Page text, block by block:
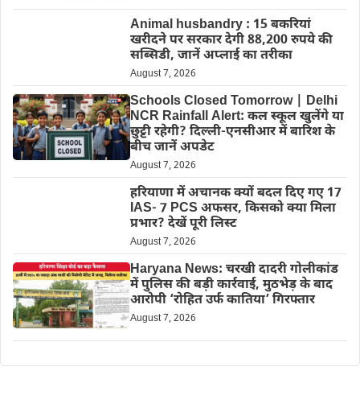
Animal husbandry : 15 बकरियां
खरीदने पर सरकार देगी 88,200 रुपये की
सब्सिडी, जानें अप्लाई का तरीका
August 7, 2026
Schools Closed Tomorrow | Delhi
NCR Rainfall Alert: कल स्कूल खुलेंगे या
छुट्टी रहेगी? दिल्ली-एनसीआर में बारिश के
बीच जानें अपडेट
August 7, 2026
हरियाणा में अचानक क्यों बदल दिए गए 17
IAS- 7 PCS अफसर, किसको क्या मिला
प्रभार? देखें पूरी लिस्ट
August 7, 2026
Haryana News: चरखी दादरी गोलीकांड
में पुलिस की बड़ी कार्रवाई, मुठभेड़ के बाद
आरोपी ‘रोहित उर्फ कातिया’ गिरफ्तार
August 7, 2026